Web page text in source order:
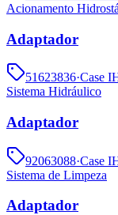
Acionamento
Adaptador
51623836·Case
Sistema Hidráulico
Adaptador
92063088·Case
Sistema de Limpeza
Adaptador